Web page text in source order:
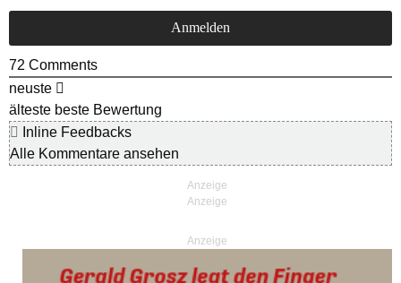
72 Comments
neuste
älteste beste Bewertung
Inline Feedbacks
Alle Kommentare ansehen
Anzeige